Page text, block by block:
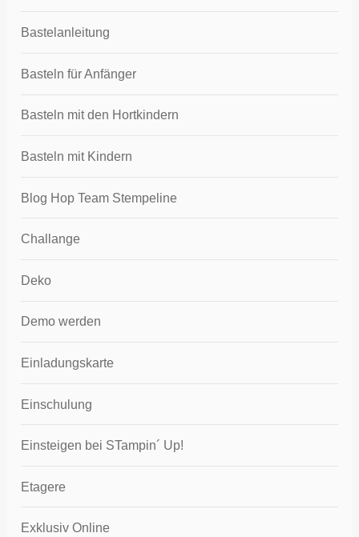
Bastelanleitung
Basteln für Anfänger
Basteln mit den Hortkindern
Basteln mit Kindern
Blog Hop Team Stempeline
Challange
Deko
Demo werden
Einladungskarte
Einschulung
Einsteigen bei STampin´ Up!
Etagere
Exklusiv Online